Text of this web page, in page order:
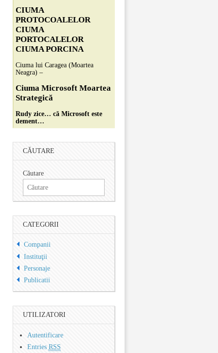
CIUMA
PROTOCOALELOR
CIUMA
PORTOCALELOR
CIUMA PORCINA
Ciuma lui Caragea (Moartea
Neagra) –
Ciuma Microsoft Moartea
Strategică
Rudy zice… că Microsoft este
dement…
CĂUTARE
Căutare
CATEGORII
Companii
Instituţii
Personaje
Publicatii
UTILIZATORI
Autentificare
Entries RSS